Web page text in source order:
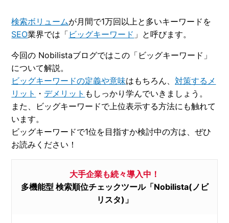
検索ボリュームが月間で1万回以上と多いキーワードを
SEO業界では「 ビッグキーワード 」と呼びます。
今回の Nobilistaブログではこの「ビッグキーワード」
について解説。
ビッグキーワードの定義や意味はもちろん、対策するメ
リット ・ デメリット もしっかり学んでいきましょう。
また、ビッグキーワードで上位表示する方法にも触れて
います。
ビッグキーワードで1位を目指すか検討中の方は、ぜひ
お読みください！
大手企業も続々導入中！
多機能型 検索順位チェックツール「Nobilista(ノビ
リスタ)」